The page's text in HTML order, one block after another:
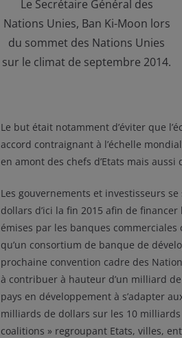
Le Secrétaire Général des
Nations Unies, Ban Ki-Moon lors
du sommet des Nations Unies
sur le climat de septembre 2014.
Le but était notamment d’éviter que
accord contraignant à l’échelle
en amont des chefs d’Etats mais
Les gouvernements et investisseurs
dollars d’ici la fin 2015 afin de
émises par les banques
qu’un consortium de banque de
prochaine convention cadre des
à contribuer à hauteur d’un milliard
pays en développement à s’adapter
milliards de dollars sur les 10 milliards
coalitions » regroupant Etats, villes,